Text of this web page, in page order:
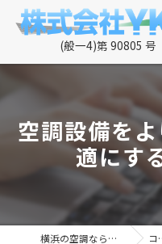
空調設備を
適にす
横浜の空調なら株式会社YKS コラム